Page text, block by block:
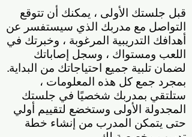
قبل جلستك الأولى ، يمكنك أن تتوقع
التواصل مع مدربك الذي سيستفسر عن
أهدافك التدريبية المرغوبة ، وخبرتك في
اللعب ومستواك ، وسجل إصاباتك
لضمان تلبية جميع احتياجاتك من البداية.
بمجرد جمع كل هذه المعلومات ،
ستلتقي بمدربك شخصيًا في جلستك
المجدولة الأولى وستخضع لتقييم أولي
حتى يتمكن المدرب من إنشاء خطة